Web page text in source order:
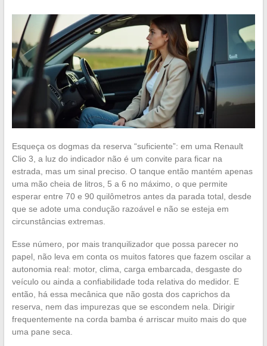
Esqueça os dogmas da reserva “suficiente”: em uma Renault
Clio 3, a luz do indicador não é um convite para ficar na
estrada, mas um sinal preciso. O tanque então mantém apenas
uma mão cheia de litros, 5 a 6 no máximo, o que permite
esperar entre 70 e 90 quilômetros antes da parada total, desde
que se adote uma condução razoável e não se esteja em
circunstâncias extremas.
Esse número, por mais tranquilizador que possa parecer no
papel, não leva em conta os muitos fatores que fazem oscilar a
autonomia real: motor, clima, carga embarcada, desgaste do
veículo ou ainda a confiabilidade toda relativa do medidor. E
então, há essa mecânica que não gosta dos caprichos da
reserva, nem das impurezas que se escondem nela. Dirigir
frequentemente na corda bamba é arriscar muito mais do que
uma pane seca.